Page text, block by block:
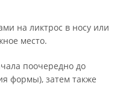
на ликтрос в носу или
место.
поочередно до
формы), затем также